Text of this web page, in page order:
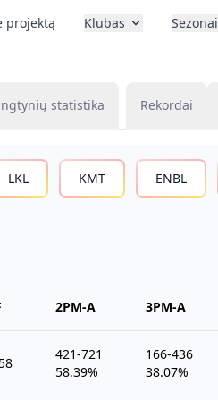
projektą Klubas Sezonai
statistika Rekordai
LKL KMT ENBL
2PM-A 3PM-A
421-721
58.39%
166-436
38.07%